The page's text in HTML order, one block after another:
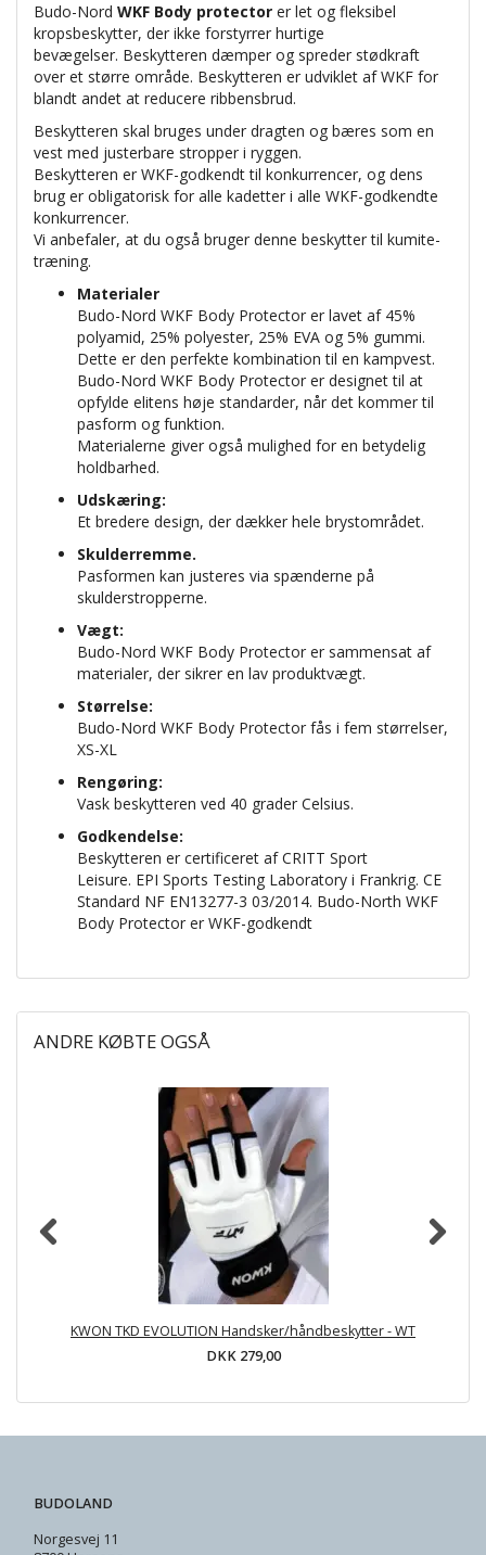
Budo-Nord WKF Body protector er let og fleksibel
kropsbeskytter, der ikke forstyrrer hurtige
bevægelser. Beskytteren dæmper og spreder stødkraft
over et større område. Beskytteren er udviklet af WKF for
blandt andet at reducere ribbensbrud.
Beskytteren skal bruges under dragten og bæres som en
vest med justerbare stropper i ryggen.
Beskytteren er WKF-godkendt til konkurrencer, og dens
brug er obligatorisk for alle kadetter i alle WKF-godkendte
konkurrencer.
Vi anbefaler, at du også bruger denne beskytter til kumite-
træning.
Materialer
Budo-Nord WKF Body Protector er lavet af 45%
polyamid, 25% polyester, 25% EVA og 5% gummi.
Dette er den perfekte kombination til en kampvest.
Budo-Nord WKF Body Protector er designet til at
opfylde elitens høje standarder, når det kommer til
pasform og funktion.
Materialerne giver også mulighed for en betydelig
holdbarhed.
Udskæring:
Et bredere design, der dækker hele brystområdet.
Skulderremme.
Pasformen kan justeres via spænderne på
skulderstropperne.
Vægt:
Budo-Nord WKF Body Protector er sammensat af
materialer, der sikrer en lav produktvægt.
Størrelse:
Budo-Nord WKF Body Protector fås i fem størrelser,
XS-XL
Rengøring:
Vask beskytteren ved 40 grader Celsius.
Godkendelse:
Beskytteren er certificeret af CRITT Sport
Leisure. EPI Sports Testing Laboratory i Frankrig. CE
Standard NF EN13277-3 03/2014. Budo-North WKF
Body Protector er WKF-godkendt
ANDRE KØBTE OGSÅ
KWON TKD EVOLUTION Handsker/håndbeskytter - WT
DKK 279,00
BUDOLAND
Norgesvej 11